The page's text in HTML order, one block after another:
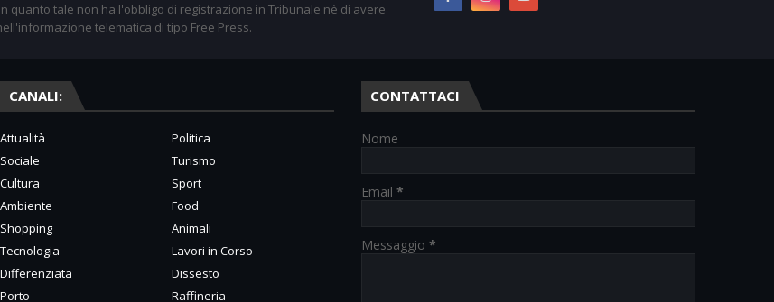
quanto tale non ha l'obbligo di registrazione in Tribunale nè di avere
telematica di tipo Free Press.
CANALI:
Attualità
Politica
Sociale
Turismo
Cultura
Sport
Ambiente
Food
Shopping
Animali
Tecnologia
Lavori in Corso
Differenziata
Dissesto
Porto
Raffineria
CONTATTACI
Nome
Email *
Messaggio *